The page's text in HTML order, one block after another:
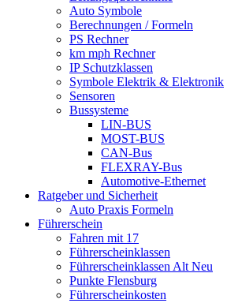
Auto Symbole
Berechnungen / Formeln
PS Rechner
km mph Rechner
IP Schutzklassen
Symbole Elektrik & Elektronik
Sensoren
Bussysteme
LIN-BUS
MOST-BUS
CAN-Bus
FLEXRAY-Bus
Automotive-Ethernet
Ratgeber und Sicherheit
Auto Praxis Formeln
Führerschein
Fahren mit 17
Führerscheinklassen
Führerscheinklassen Alt Neu
Punkte Flensburg
Führerscheinkosten